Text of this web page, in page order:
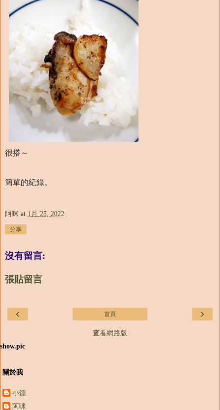
很搭～
簡單的紀錄。
阿咪 at 1月 25, 2022
分享
沒有留言:
張貼留言
‹ ›
首頁
查看網路版
show.pic
關於我
小鍾
阿咪